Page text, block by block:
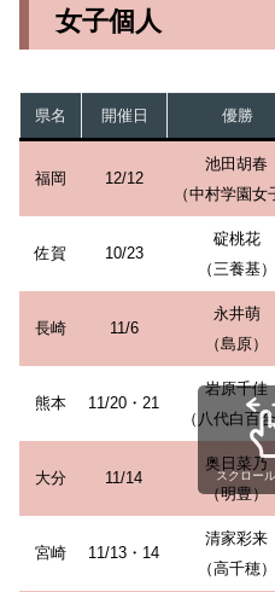
女子個人
県名 開催日 優勝
福岡 12/12
池田胡春
（中村学園女
佐賀 10/23
碇桃花
（三養基）
長崎 11/6
永井萌
（島原）
熊本 11/20・21
岩原千佳
（八代白百合
大分 11/14
奥日菜乃
（明豊）
宮崎 11/13・14
清家彩来
（高千穂）
スクロー